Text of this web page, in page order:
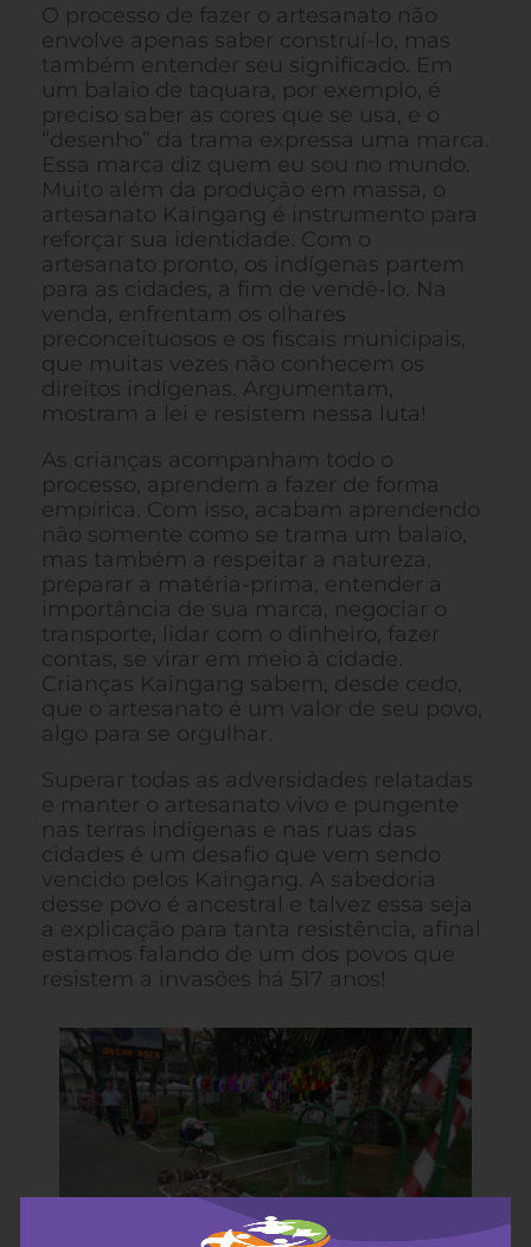
O processo de fazer o artesanato não
envolve apenas saber construí-lo, mas
também entender seu significado. Em
um balaio de taquara, por exemplo, é
preciso saber as cores que se usa, e o
“desenho” da trama expressa uma marca.
Essa marca diz quem eu sou no mundo.
Muito além da produção em massa, o
artesanato Kaingang é instrumento para
reforçar sua identidade. Com o
artesanato pronto, os indígenas partem
para as cidades, a fim de vendê-lo. Na
venda, enfrentam os olhares
preconceituosos e os fiscais municipais,
que muitas vezes não conhecem os
direitos indígenas. Argumentam,
mostram a lei e resistem nessa luta!
As crianças acompanham todo o
processo, aprendem a fazer de forma
empírica. Com isso, acabam aprendendo
não somente como se trama um balaio,
mas também a respeitar a natureza,
preparar a matéria-prima, entender a
importância de sua marca, negociar o
transporte, lidar com o dinheiro, fazer
contas, se virar em meio à cidade.
Crianças Kaingang sabem, desde cedo,
que o artesanato é um valor de seu povo,
algo para se orgulhar.
Superar todas as adversidades relatadas
e manter o artesanato vivo e pungente
nas terras indígenas e nas ruas das
cidades é um desafio que vem sendo
vencido pelos Kaingang. A sabedoria
desse povo é ancestral e talvez essa seja
a explicação para tanta resistência, afinal
estamos falando de um dos povos que
resistem a invasões há 517 anos!